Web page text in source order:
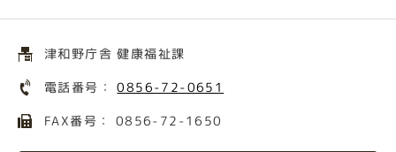
津和野庁舎 健康福祉課
電話番号：0856-72-0651
FAX番号： 0856-72-1650